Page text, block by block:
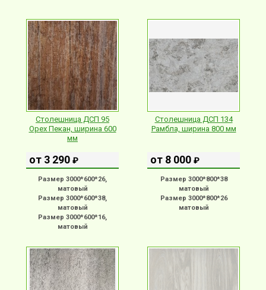
Столешница ДСП 95
Орех Пекан, ширина 600
мм
от 3 290 ₽
Размер 3000*600*26,
матовый
Размер 3000*600*38,
матовый
Размер 3000*600*16,
матовый
Столешница ДСП 134
Рамбла, ширина 800 мм
от 8 000 ₽
Размер 3000*800*38
матовый
Размер 3000*800*26
матовый